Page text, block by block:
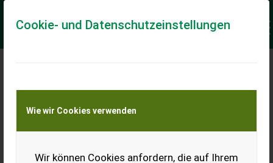
Cookie- und Datenschutzeinstellungen
Wie wir Cookies verwenden
Wir können Cookies anfordern, die auf Ihrem
Meine Transportkostenanfrage
Transport von Land- und Baumaschinen –
KEINE Tiertransporte